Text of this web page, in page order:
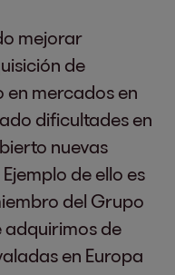
mejorar
de
en mercados en
dificultades en
nuevas
de ello es
del Grupo
adquirimos de
en Europa